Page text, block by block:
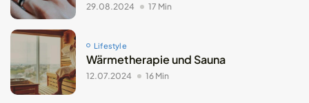
29.08.2024 17 Min
Lifestyle
Wärmetherapie und Sauna
12.07.2024 16 Min